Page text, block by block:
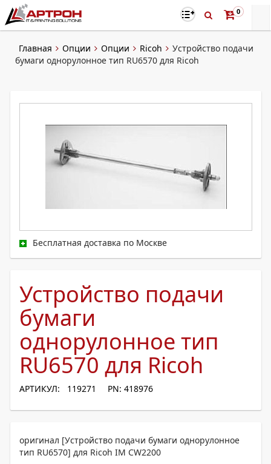
0
Главная Опции Опции Ricoh
Устройство подачи
бумаги однорулонное тип RU6570 для Ricoh
Бесплатная доставка по Москве
Устройство подачи
бумаги
однорулонное тип
RU6570 для Ricoh
АРТИКУЛ: 119271 PN: 418976
оригинал [Устройство подачи бумаги однорулонное
тип RU6570] для Ricoh IM СW2200